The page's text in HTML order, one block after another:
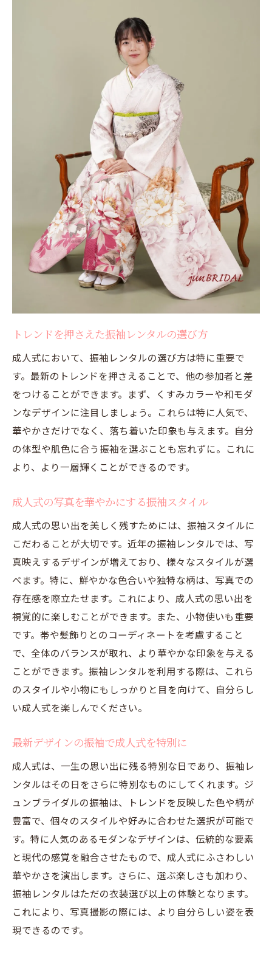
トレンドを押さえた振袖レンタルの選び方
成人式において、振袖レンタルの選び方は特に重要で
す。最新のトレンドを押さえることで、他の参加者と差
をつけることができます。まず、くすみカラーや和モダ
ンなデザインに注目しましょう。これらは特に人気で、
華やかさだけでなく、落ち着いた印象も与えます。自分
の体型や肌色に合う振袖を選ぶことも忘れずに。これに
より、より一層輝くことができるのです。
成人式の写真を華やかにする振袖スタイル
成人式の思い出を美しく残すためには、振袖スタイルに
こだわることが大切です。近年の振袖レンタルでは、写
真映えするデザインが増えており、様々なスタイルが選
べます。特に、鮮やかな色合いや独特な柄は、写真での
存在感を際立たせます。これにより、成人式の思い出を
視覚的に楽しむことができます。また、小物使いも重要
です。帯や髪飾りとのコーディネートを考慮すること
で、全体のバランスが取れ、より華やかな印象を与える
ことができます。振袖レンタルを利用する際は、これら
のスタイルや小物にもしっかりと目を向けて、自分らし
い成人式を楽しんでください。
最新デザインの振袖で成人式を特別に
成人式は、一生の思い出に残る特別な日であり、振袖レ
ンタルはその日をさらに特別なものにしてくれます。ジ
ュンブライダルの振袖は、トレンドを反映した色や柄が
豊富で、個々のスタイルや好みに合わせた選択が可能で
す。特に人気のあるモダンなデザインは、伝統的な要素
と現代の感覚を融合させたもので、成人式にふさわしい
華やかさを演出します。さらに、選ぶ楽しさも加わり、
振袖レンタルはただの衣装選び以上の体験となります。
これにより、写真撮影の際には、より自分らしい姿を表
現できるのです。